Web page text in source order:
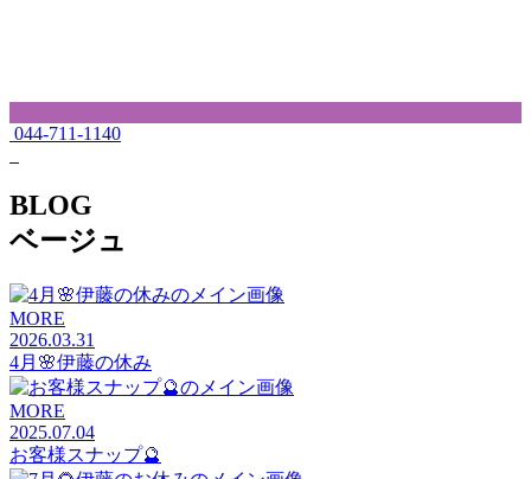
044-711-1140
BLOG
ベージュ
MORE
2026.03.31
4月🌸伊藤の休み
MORE
2025.07.04
お客様スナップ🔮